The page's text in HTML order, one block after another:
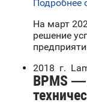
Подробнее
На март
решение
2018 г.
BPMS —